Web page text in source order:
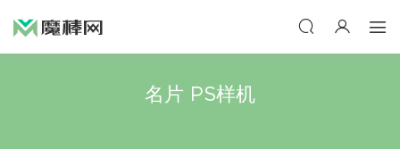
名片 PS样机